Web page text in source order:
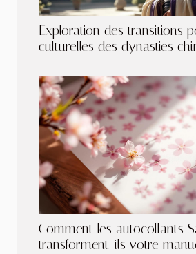
Exploration des transitions
culturelles des dynasties
Comment les autocollants
transforment-ils votre